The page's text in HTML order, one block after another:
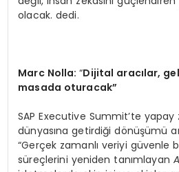
olacak. dedi.
Marc Nolla:“Dijital aracılar,
masada oturacak”
SAP Executive Summit’te yapay
dünyasına getirdiği dönüşümü
“Gerçek zamanlı veriyi güvenle
süreçlerini yeniden tanımlayan